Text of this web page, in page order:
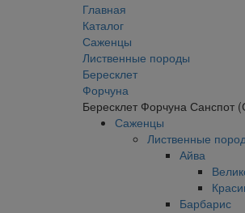
Главная
Каталог
Саженцы
Лиственные породы
Бересклет
Форчуна
Бересклет Форчуна Санспот
Саженцы
Лиственные
Айва
Барбарис